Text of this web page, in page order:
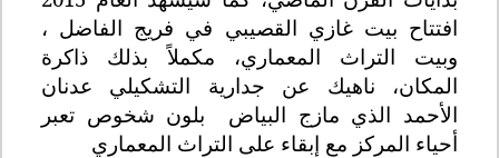
افتتاح بيت غازي القصيبي في فريج الفاضل ،
وبيت التراث المعماري، مكملاً بذلك ذاكرة
المكان، ناهيك عن جدارية التشكيلي عدنان
الأحمد الذي مازج البياض بلون شخوص تعبر
أحياء المركز مع إبقاء على التراث المعماري